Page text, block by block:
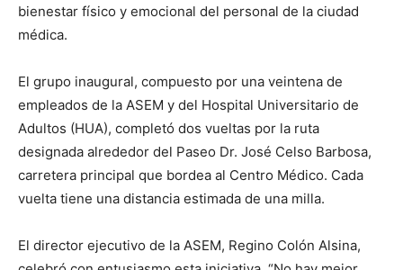
bienestar físico y emocional del personal de la ciudad
médica.
El grupo inaugural, compuesto por una veintena de
empleados de la ASEM y del Hospital Universitario de
Adultos (HUA), completó dos vueltas por la ruta
designada alrededor del Paseo Dr. José Celso Barbosa,
carretera principal que bordea al Centro Médico. Cada
vuelta tiene una distancia estimada de una milla.
El director ejecutivo de la ASEM, Regino Colón Alsina,